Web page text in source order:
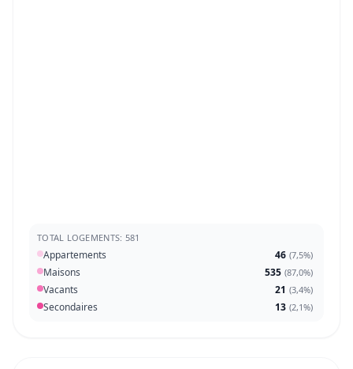
TOTAL LOGEMENTS: 581
Appartements 46 (7,5%)
Maisons 535 (87,0%)
Vacants 21 (3,4%)
Secondaires 13 (2,1%)